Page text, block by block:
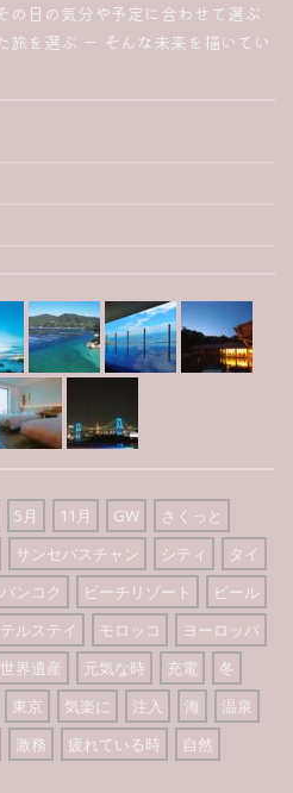
の日の気分や予定に合わせて選ぶ
旅を選ぶ ー そんな未来を描いてい
5月 11月 GW
さくっと
サンセバスチャン シティ
タイ
バンコク ビーチリゾート
ビール
ルステイ モロッコ
ヨーロッパ
世界遺産 元気な時 充電
冬
東京 気楽に 注入 海
温泉
激務 疲れている時
自然